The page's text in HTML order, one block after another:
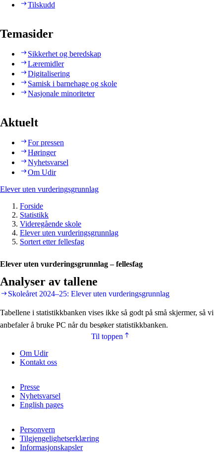
Tilskudd
Temasider
Sikkerhet og beredskap
Læremidler
Digitalisering
Samisk i barnehage og skole
Nasjonale minoriteter
Aktuelt
For pressen
Høringer
Nyhetsvarsel
Om Udir
Elever uten vurderingsgrunnlag
Forside
Statistikk
Videregående skole
Elever uten vurderingsgrunnlag
Sortert etter fellesfag
Elever uten vurderingsgrunnlag – fellesfag
Analyser av tallene
Skoleåret 2024–25: Elever uten vurderingsgrunnlag
Tabellene i statistikkbanken vises ikke så godt på små skjermer, så vi
anbefaler å bruke PC når du besøker statistikkbanken.
Til toppen
Om Udir
Kontakt oss
Presse
Nyhetsvarsel
English pages
Personvern
Tilgjengelighetserklæring
Informasjonskapsler